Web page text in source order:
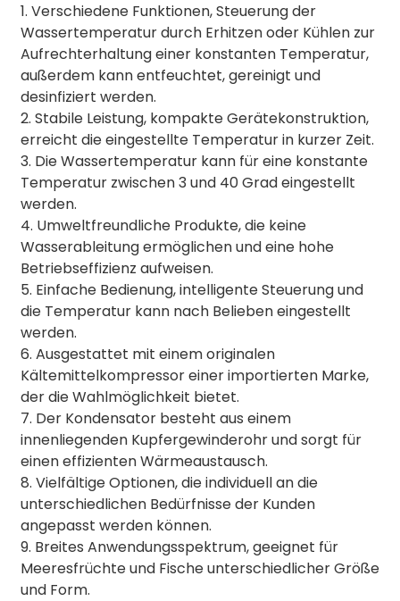
1. Verschiedene Funktionen, Steuerung der
Wassertemperatur durch Erhitzen oder Kühlen zur
Aufrechterhaltung einer konstanten Temperatur,
außerdem kann entfeuchtet, gereinigt und
desinfiziert werden.
2. Stabile Leistung, kompakte Gerätekonstruktion,
erreicht die eingestellte Temperatur in kurzer Zeit.
3. Die Wassertemperatur kann für eine konstante
Temperatur zwischen 3 und 40 Grad eingestellt
werden.
4. Umweltfreundliche Produkte, die keine
Wasserableitung ermöglichen und eine hohe
Betriebseffizienz aufweisen.
5. Einfache Bedienung, intelligente Steuerung und
die Temperatur kann nach Belieben eingestellt
werden.
6. Ausgestattet mit einem originalen
Kältemittelkompressor einer importierten Marke,
der die Wahlmöglichkeit bietet.
7. Der Kondensator besteht aus einem
innenliegenden Kupfergewinderohr und sorgt für
einen effizienten Wärmeaustausch.
8. Vielfältige Optionen, die individuell an die
unterschiedlichen Bedürfnisse der Kunden
angepasst werden können.
9. Breites Anwendungsspektrum, geeignet für
Meeresfrüchte und Fische unterschiedlicher Größe
und Form.